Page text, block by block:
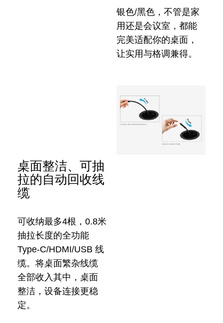
银色/黑色，不管是家
用还是会议室，都能
完美适配你的桌面，
让实用与格调兼得。
桌面整洁、可抽
拉的自动回收线
缆
可收纳最多4根，0.8米
抽拉长度的全功能
Type-C/HDMI/USB 线
缆。将桌面繁杂线缆
全部收入其中，桌面
整洁，设备连接更稳
定。